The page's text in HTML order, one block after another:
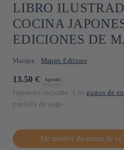
LIBRO
COCINA
EDICIONES DE
Marque : Mango Editions
Precio
13.50 € Agotado
Impuesto incluido. Los gastos de
pantalla de pago.
Me notifier du retour de